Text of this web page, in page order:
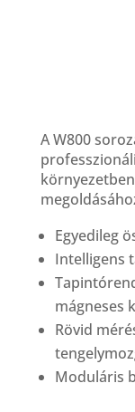
A W800
Egyedileg
Intelligens
mágneses
Rövid
Moduláris